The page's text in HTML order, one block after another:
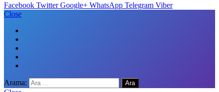
Facebook Twitter Google+ WhatsApp Telegram Viber
Close
Arama: